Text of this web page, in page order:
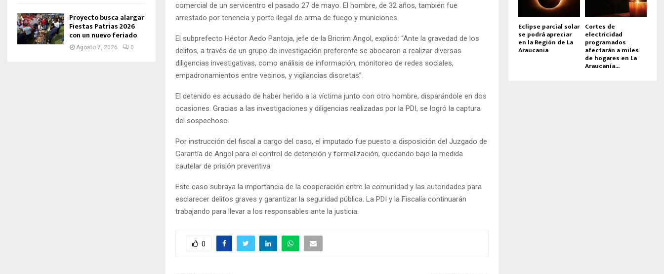
comercial de un servicentro el pasado 27 de mayo. El hombre, de 32 años, también fue
arrestado por tenencia y porte ilegal de arma de fuego y municiones.
El subprefecto Héctor Aedo Pantoja, jefe de la Bricrim Angol, explicó: “Ante la gravedad de los
delitos, a través de un grupo de investigación preferente se abocaron a realizar diversas
diligencias investigativas, como análisis de información, monitoreo de redes sociales,
empadronamientos entre vecinos, y vigilancias discretas”.
El detenido es acusado de haber herido a la víctima junto con otro hombre, disparándole en dos
ocasiones. Gracias a las investigaciones y diligencias realizadas por la PDI, se logró la captura
del sospechoso.
Por instrucción del fiscal a cargo del caso, el imputado fue puesto a disposición del Juzgado de
Garantía de Angol para el control de detención y formalización, quedando bajo la medida
cautelar de prisión preventiva.
Este caso subraya la importancia de la cooperación entre la comunidad y las autoridades para
esclarecer delitos graves y garantizar la seguridad pública. La PDI y la Fiscalía continuarán
trabajando para llevar a los responsables ante la justicia.
0
Proyecto busca alargar
Fiestas Patrias 2026
con un nuevo feriado
Agosto 7, 2026 0
Eclipse parcial solar
se podrá apreciar
en la Región de La
Araucania
Cortes de
electricidad
programados
afectarán a miles
de hogares en La
Araucanía...